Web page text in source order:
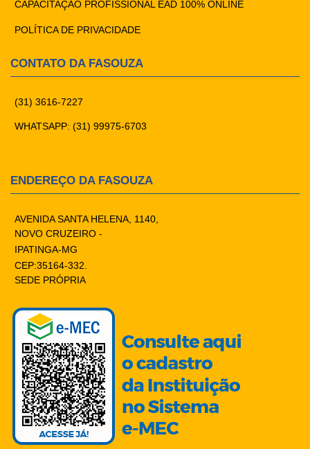
CAPACITAÇÃO PROFISSIONAL EAD 100% ONLINE
POLÍTICA DE PRIVACIDADE
CONTATO DA FASOUZA
(31) 3616-7227
WHATSAPP: (31) 99975-6703
ENDEREÇO DA FASOUZA
AVENIDA SANTA HELENA, 1140,
NOVO CRUZEIRO -
IPATINGA-MG
CEP:35164-332.
SEDE PRÓPRIA